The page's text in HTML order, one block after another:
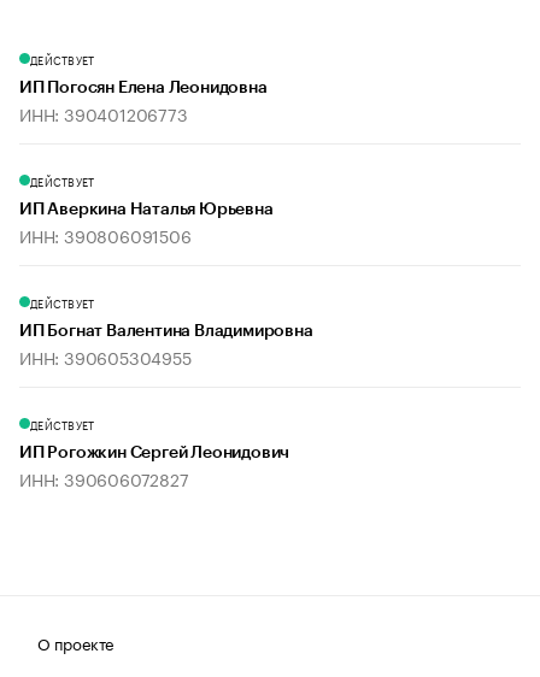
ДЕЙСТВУЕТ
ИП Погосян Елена Леонидовна
ИНН: 390401206773
ДЕЙСТВУЕТ
ИП Аверкина Наталья Юрьевна
ИНН: 390806091506
ДЕЙСТВУЕТ
ИП Богнат Валентина Владимировна
ИНН: 390605304955
ДЕЙСТВУЕТ
ИП Рогожкин Сергей Леонидович
ИНН: 390606072827
О проекте